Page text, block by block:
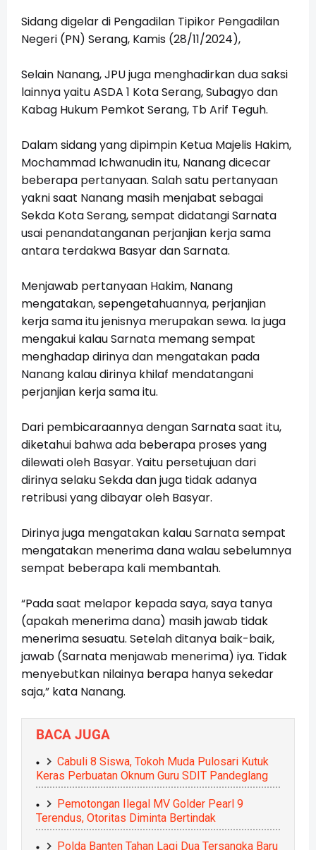
Sidang digelar di Pengadilan Tipikor Pengadilan
Negeri (PN) Serang, Kamis (28/11/2024),
Selain Nanang, JPU juga menghadirkan dua saksi
lainnya yaitu ASDA 1 Kota Serang, Subagyo dan
Kabag Hukum Pemkot Serang, Tb Arif Teguh.
Dalam sidang yang dipimpin Ketua Majelis Hakim,
Mochammad Ichwanudin itu, Nanang dicecar
beberapa pertanyaan. Salah satu pertanyaan
yakni saat Nanang masih menjabat sebagai
Sekda Kota Serang, sempat didatangi Sarnata
usai penandatanganan perjanjian kerja sama
antara terdakwa Basyar dan Sarnata.
Menjawab pertanyaan Hakim, Nanang
mengatakan, sepengetahuannya, perjanjian
kerja sama itu jenisnya merupakan sewa. Ia juga
mengakui kalau Sarnata memang sempat
menghadap dirinya dan mengatakan pada
Nanang kalau dirinya khilaf mendatangani
perjanjian kerja sama itu.
Dari pembicaraannya dengan Sarnata saat itu,
diketahui bahwa ada beberapa proses yang
dilewati oleh Basyar. Yaitu persetujuan dari
dirinya selaku Sekda dan juga tidak adanya
retribusi yang dibayar oleh Basyar.
Dirinya juga mengatakan kalau Sarnata sempat
mengatakan menerima dana walau sebelumnya
sempat beberapa kali membantah.
“Pada saat melapor kepada saya, saya tanya
(apakah menerima dana) masih jawab tidak
menerima sesuatu. Setelah ditanya baik-baik,
jawab (Sarnata menjawab menerima) iya. Tidak
menyebutkan nilainya berapa hanya sekedar
saja,” kata Nanang.
BACA JUGA
Cabuli 8 Siswa, Tokoh Muda Pulosari Kutuk
Keras Perbuatan Oknum Guru SDIT Pandeglang
Pemotongan Ilegal MV Golder Pearl 9
Terendus, Otoritas Diminta Bertindak
Polda Banten Tahan Lagi Dua Tersangka Baru